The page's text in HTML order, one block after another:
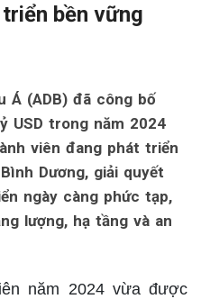
bền vững
Á (ADB) đã công bố
USD trong năm 2024
viên đang phát triển
Dương, giải quyết
ngày càng phức tạp,
lượng, hạ tầng và an
năm 2024 vừa được